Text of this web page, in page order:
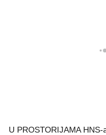
U PROSTORIJAMA